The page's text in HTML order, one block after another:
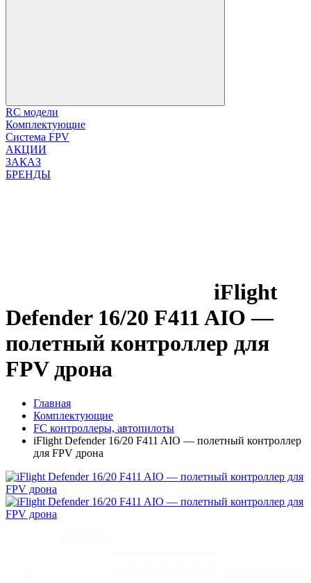
RC модели
Комплектующие
Система FPV
АКЦИИ
ЗАКАЗ
БРЕНДЫ
iFlight
Defender 16/20 F411 AIO —
полетный контроллер для
FPV дрона
Главная
Комплектующие
FC контроллеры, автопилоты
iFlight Defender 16/20 F411 AIO — полетный контроллер
для FPV дрона